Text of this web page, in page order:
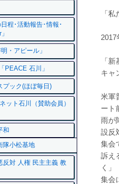
「
2017
「
キャ
米軍
ート
雨が
設反
集会
訴え
く」
集会
程･活動報告･情報･
・アピール」
PEACE 石川」
プック(ほぼ毎日)
ット石川（賛助会員）
和
隊小松基地
反対 人権 民主主義 教